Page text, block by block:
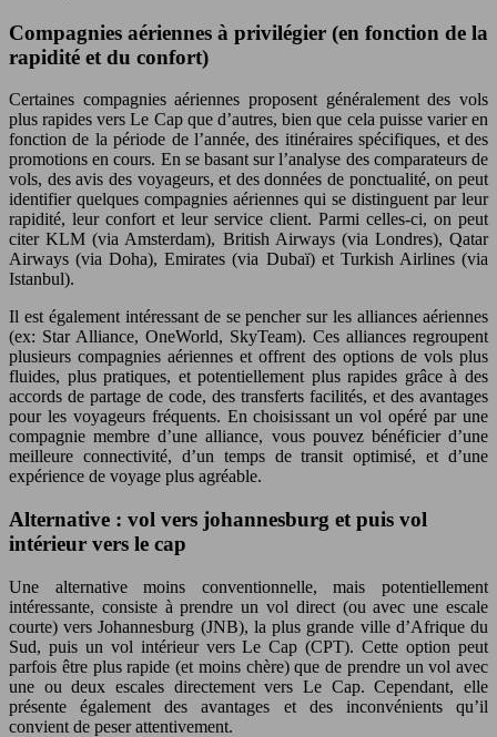
Compagnies aériennes à privilégier (en fonction de la
rapidité et du confort)
Certaines compagnies aériennes proposent généralement des vols
plus rapides vers Le Cap que d’autres, bien que cela puisse varier en
fonction de la période de l’année, des itinéraires spécifiques, et des
promotions en cours. En se basant sur l’analyse des comparateurs de
vols, des avis des voyageurs, et des données de ponctualité, on peut
identifier quelques compagnies aériennes qui se distinguent par leur
rapidité, leur confort et leur service client. Parmi celles-ci, on peut
citer KLM (via Amsterdam), British Airways (via Londres), Qatar
Airways (via Doha), Emirates (via Dubaï) et Turkish Airlines (via
Istanbul).
Il est également intéressant de se pencher sur les alliances aériennes
(ex: Star Alliance, OneWorld, SkyTeam). Ces alliances regroupent
plusieurs compagnies aériennes et offrent des options de vols plus
fluides, plus pratiques, et potentiellement plus rapides grâce à des
accords de partage de code, des transferts facilités, et des avantages
pour les voyageurs fréquents. En choisissant un vol opéré par une
compagnie membre d’une alliance, vous pouvez bénéficier d’une
meilleure connectivité, d’un temps de transit optimisé, et d’une
expérience de voyage plus agréable.
Alternative : vol vers johannesburg et puis vol
intérieur vers le cap
Une alternative moins conventionnelle, mais potentiellement
intéressante, consiste à prendre un vol direct (ou avec une escale
courte) vers Johannesburg (JNB), la plus grande ville d’Afrique du
Sud, puis un vol intérieur vers Le Cap (CPT). Cette option peut
parfois être plus rapide (et moins chère) que de prendre un vol avec
une ou deux escales directement vers Le Cap. Cependant, elle
présente également des avantages et des inconvénients qu’il
convient de peser attentivement.